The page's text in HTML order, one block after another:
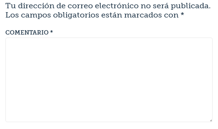
Tu dirección de correo electrónico no será publicada.
Los campos obligatorios están marcados con*
COMENTARIO*